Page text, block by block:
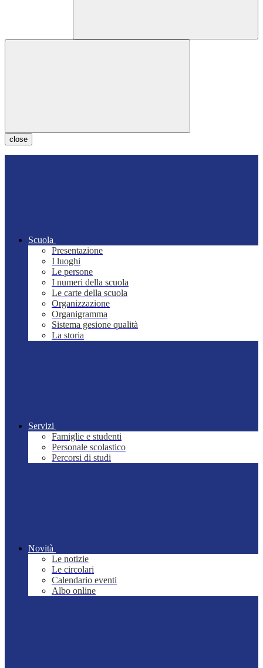
close
Scuola
Presentazione
I luoghi
Le persone
I numeri della scuola
Le carte della scuola
Organizzazione
Organigramma
Sistema gesione qualità
La storia
Servizi
Famiglie e studenti
Personale scolastico
Percorsi di studi
Novità
Le notizie
Le circolari
Calendario eventi
Albo online